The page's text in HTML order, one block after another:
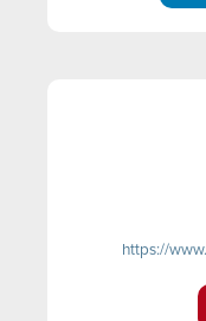
https://